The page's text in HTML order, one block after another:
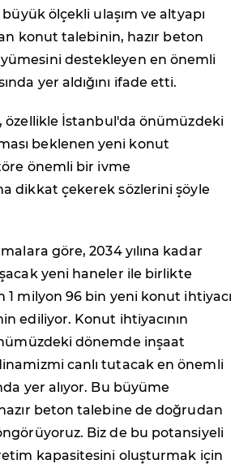
ölçekli ulaşım ve altyapı
konut talebinin, hazır beton
destekleyen en önemli
yer aldığını ifade etti.
özellikle İstanbul'da önümüzdeki
beklenen yeni konut
önemli bir ivme
dikkat çekerek sözlerini şöyle
göre, 2034 yılına kadar
yeni haneler ile birlikte
1 milyon 96 bin yeni konut ihtiyacı
ediliyor. Konut ihtiyacının
dönemde inşaat
canlı tutacak en önemli
yer alıyor. Bu büyüme
beton talebine de doğrudan
öngörüyoruz. Biz de bu potansiyeli
kapasitesini oluşturmak için